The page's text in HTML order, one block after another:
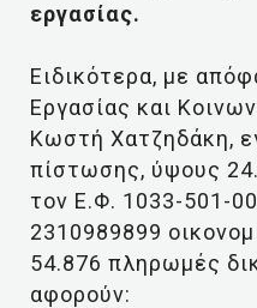
εργασίας.
Ειδικότερα, με
Εργασίας και
Κωστή Χατζηδάκη,
πίστωσης, ύψους
τον Ε.Φ. 1033-501-
2310989899
54.876 πληρωμές
αφορούν: